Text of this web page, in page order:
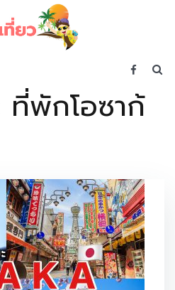
ที่พักโอซาก้